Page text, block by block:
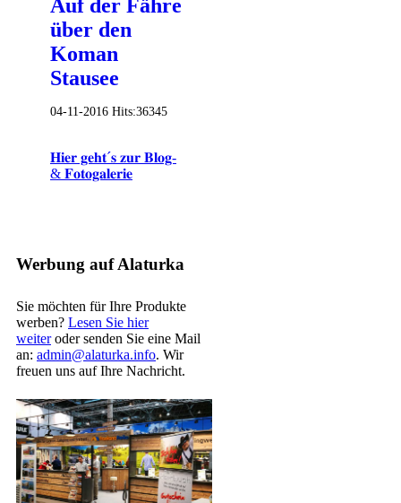
Auf der Fähre
über den
Koman
Stausee
04-11-2016 Hits:36345
𝐇𝐢𝐞𝐫 𝐠𝐞𝐡𝐭´𝐬 𝐳𝐮𝐫 𝐁𝐥𝐨𝐠-
& 𝐅𝐨𝐭𝐨𝐠𝐚𝐥𝐞𝐫𝐢𝐞
Werbung auf Alaturka
Sie möchten für Ihre Produkte
werben? Lesen Sie hier
weiteroder senden Sie eine Mail
an: admin@alaturka.info. Wir
freuen uns auf Ihre Nachricht.